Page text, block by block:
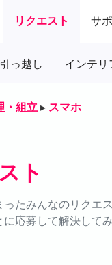
リクエスト サ
引っ越し インテリ
・組立 ▸ スマホ
ト
たみんなのリクエ
応募して解決して